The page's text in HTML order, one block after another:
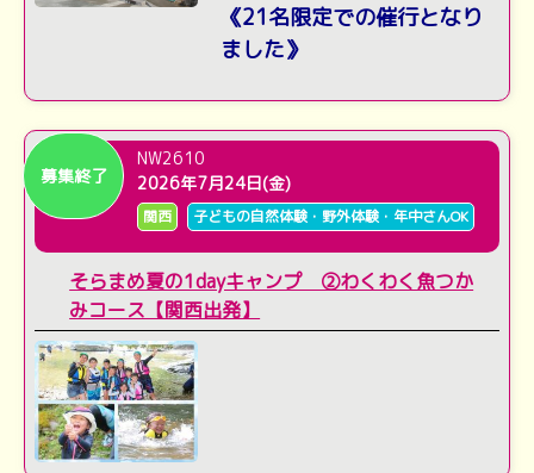
《21名限定での催行となり
ました》
募集終了
NW2610
2026年7月24日(金)
関西 子どもの自然体験・野外体験・年中さんOK
そらまめ夏の1dayキャンプ ②わくわく魚つか
みコース【関西出発】